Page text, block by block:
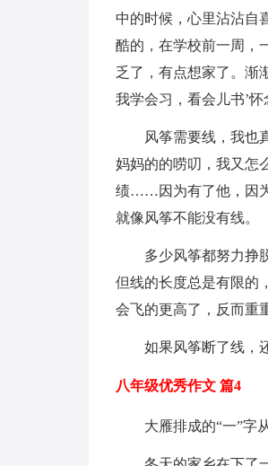
中的时候，心里沾沾自
酷的，在学校前一周，
乏了，有点想家了。渐
我学会习，看会儿书’
风筝需要线，我也
妈妈的的唠叨，我又怎
绩……因为有了他，因为
就像风筝不能没有线。
多少风筝都努力挣
但线的长度总是有限的
会飞的更高了，反而重
如果风筝断了线，
八年级优秀作文 篇4
大雁排成的“一”字